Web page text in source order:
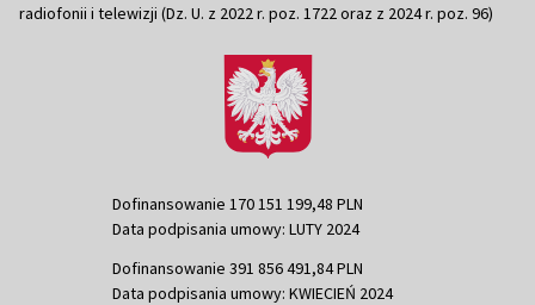
radiofonii i telewizji (Dz. U. z 2022 r. poz. 1722 oraz z 2024 r. poz. 96)
Dofinansowanie 170 151 199,48 PLN
Data podpisania umowy: LUTY 2024
Dofinansowanie 391 856 491,84 PLN
Data podpisania umowy: KWIECIEŃ 2024